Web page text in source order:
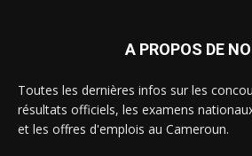
A PROPOS DE
Toutes les dernières infos sur les
résultats officiels, les examens
et les offres d'emplois au Cameroun.